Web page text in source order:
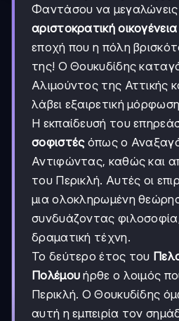
Φαντάσου να μεγαλώνεις
αριστοκρατική οικογένεια
εποχή που η πόλη
της! Ο Θουκυδίδης
Αλιμούντος της Αττικής
λάβει εξαιρετική
Η εκπαίδευσή του
σοφιστέςόπως ο
Αντιφώντας, καθώς και
του Περικλή. Αυτές οι
μια ολοκληρωμένη
συνδυάζοντας φιλοσοφία,
δραματική τέχνη.
Το δεύτερο έτος του
Πολέμου ήρθε ο λοιμός
Περικλή. Ο Θουκυδίδης
αυτή η εμπειρία τον